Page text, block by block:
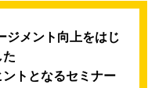
ジメント向上をはじ
た
トとなるセミナー